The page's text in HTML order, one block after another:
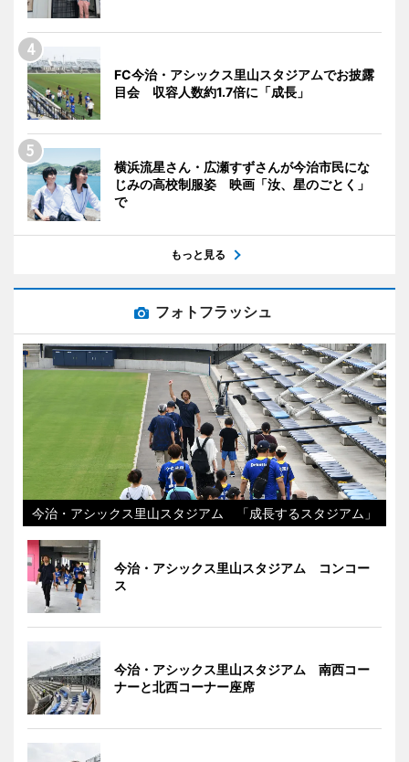
FC今治・アシックス里山スタジアムでお披露
目会 収容人数約1.7倍に「成長」
横浜流星さん・広瀬すずさんが今治市民にな
じみの高校制服姿 映画「汝、星のごとく」
で
もっと見る
フォトフラッシュ
今治・アシックス里山スタジアム 「成長するスタジアム」
今治・アシックス里山スタジアム コンコー
ス
今治・アシックス里山スタジアム 南西コー
ナーと北西コーナー座席